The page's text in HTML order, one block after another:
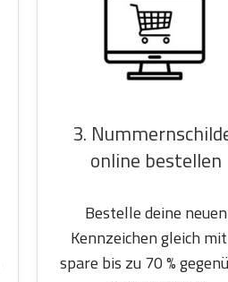
3.
online bestellen
Bestelle deine neuen
Kennzeichen gleich
spare bis zu 70 %